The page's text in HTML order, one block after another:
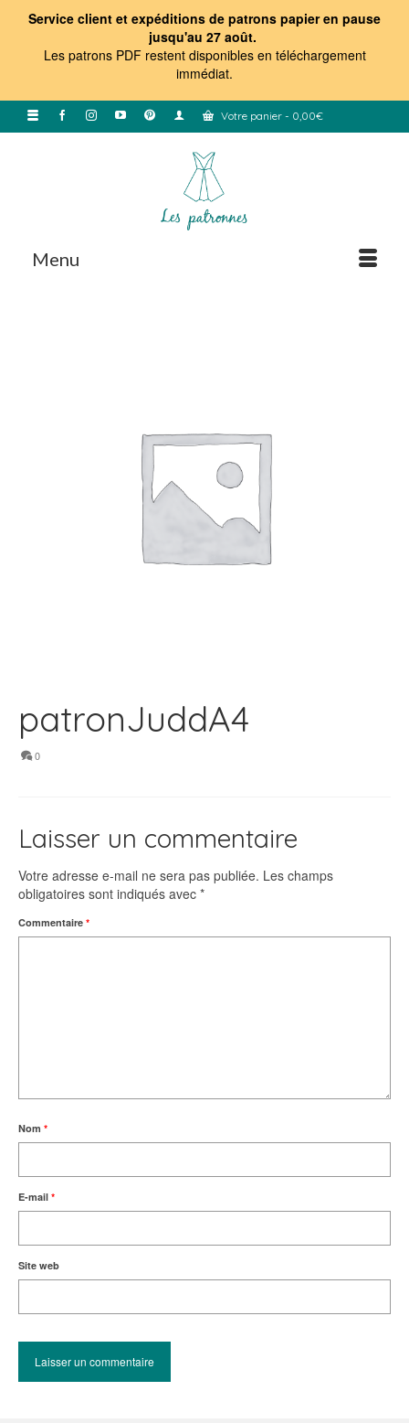
Service client et expéditions de patrons papier en pause
jusqu'au 27 août.
Les patrons PDF restent disponibles en téléchargement
immédiat.
Votre panier - 0,00€
Menu
patronJuddA4
0
Laisser un commentaire
Votre adresse e-mail ne sera pas publiée. Les champs
obligatoires sont indiqués avec *
Commentaire *
Nom *
E-mail *
Site web